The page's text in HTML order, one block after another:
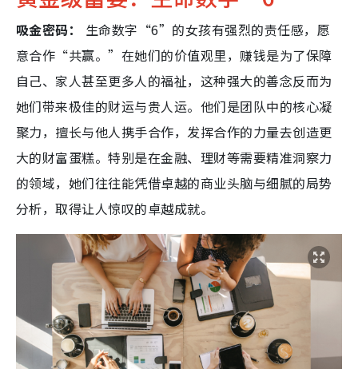
吸金密码：
生命数字“6”的女孩有强烈的责任感，愿
意合作“共赢。”在她们的价值观里，赚钱是为了保障
自己、家人甚至更多人的福祉，这种强大的善念反而为
她们带来极佳的财运与贵人运。他们是团队中的核心凝
聚力，擅长与他人携手合作，发挥合作的力量去创造更
大的财富蛋糕。特别是在金融、理财等需要精准洞察力
的领域，她们往往能凭借卓越的商业头脑与细腻的局势
分析，取得让人惊叹的卓越成就。